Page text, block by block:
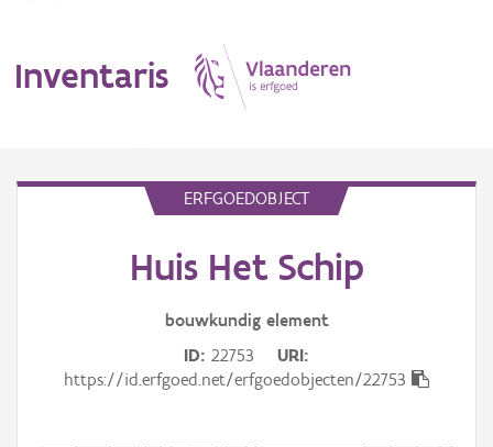
Inventaris
ERFGOEDOBJECT
Huis Het Schip
bouwkundig element
ID 22753
URI
https://id.erfgoed.net/erfgoedobjecten/22753